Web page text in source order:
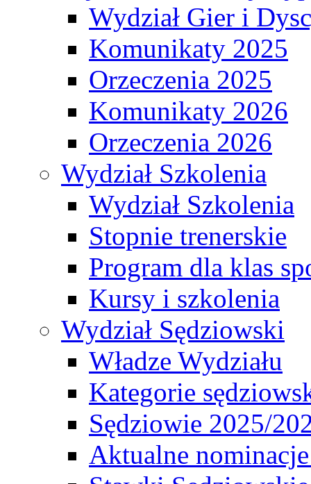
Wydział Gier i
Komunikaty 2025
Orzeczenia 2025
Komunikaty 2026
Orzeczenia 2026
Wydział Szkolenia
Wydział Szkolenia
Stopnie trenerskie
Program dla klas
Kursy i szkolenia
Wydział Sędziowski
Władze Wydziału
Kategorie
Sędziowie 2025/
Aktualne